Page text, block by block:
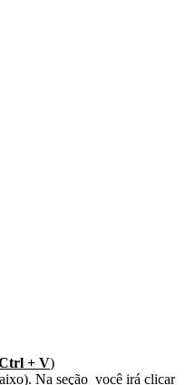
+ V)
Na seção você irá clicar